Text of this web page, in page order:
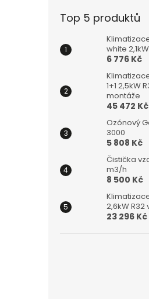
Top 5 produktů
white
6 776 Kč
1+1 2,5kW
montáže
45 472 Kč
Ozónový
3000
5 808 Kč
Čistička
m3/h
8 500 Kč
Klimatizace
2,6kW
23 296 Kč